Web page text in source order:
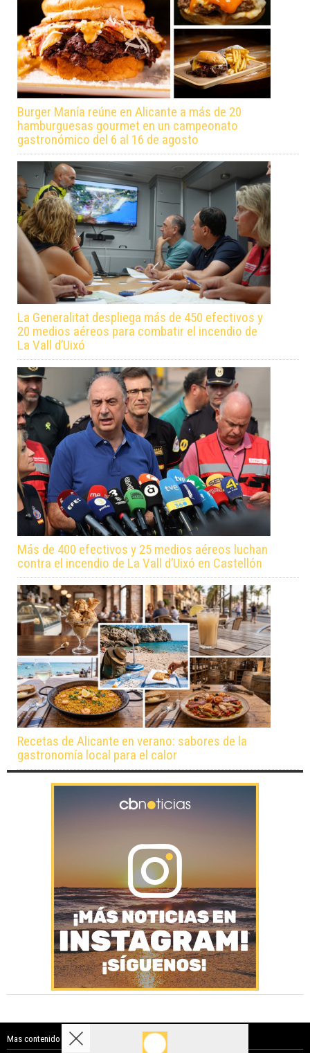
Burger Manía reúne en Alicante a más de 20
hamburguesas gourmet en un campeonato
gastronómico del 6 al 16 de agosto
La Generalitat despliega más de 450 efectivos y
20 medios aéreos para combatir el incendio de
La Vall d’Uixó
Más de 400 efectivos y 25 medios aéreos luchan
contra el incendio de La Vall d’Uixó en Castellón
Recetas de Alicante en verano: sabores de la
gastronomía local para el calor
Mas contenido de Costa Blanca Noticias: